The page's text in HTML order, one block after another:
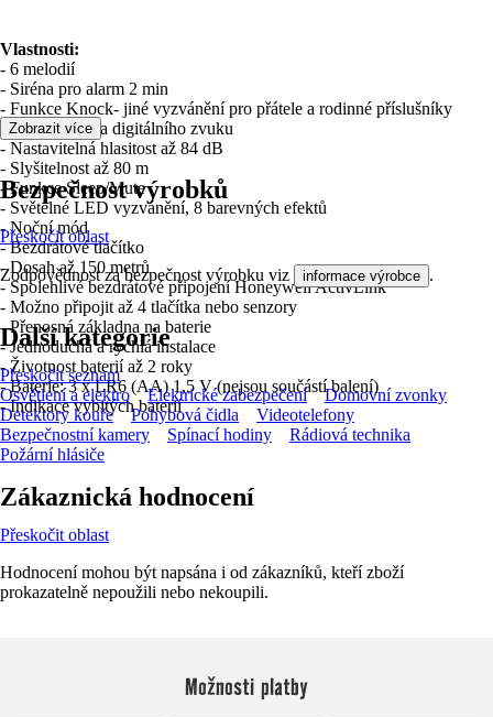
Vlastnosti:
- 6 melodií
- Siréna pro alarm 2 min
- Funkce Knock- jiné vyzvánění pro přátele a rodinné příslušníky
- Skvělá kvalita digitálního zvuku
- Nastavitelná hlasitost až 84 dB
- Slyšitelnost až 80 m
- Funkce Sleep/Mute
- Světelné LED vyzvánění, 8 barevných efektů
- Noční mód
- Bezdrátové tlačítko
- Dosah až 150 metrů
- Spolehlivé bezdrátové připojení Honeywell ActivLink
- Možno připojit až 4 tlačítka nebo senzory
- Přenosná základna na baterie
- Jednoduchá a rychlá instalace
- Životnost baterií až 2 roky
- Baterie: 3 x LR6 (AA) 1,5 V (nejsou součástí balení)
- Indikace vybitých baterií
Zobrazit více
Bezpečnost výrobků
Přeskočit oblast
Zodpovědnost za bezpečnost výrobku viz informace výrobce .
Další kategorie
Přeskočit seznam
Osvětlení a elektro
Elektrické zabezpečení
Domovní zvonky
Detektory kouře
Pohybová čidla
Videotelefony
Bezpečnostní kamery
Spínací hodiny
Rádiová technika
Požární hlásiče
Zákaznická hodnocení
Přeskočit oblast
Hodnocení mohou být napsána i od zákazníků, kteří zboží
prokazatelně nepoužili nebo nekoupili.
Možnosti platby